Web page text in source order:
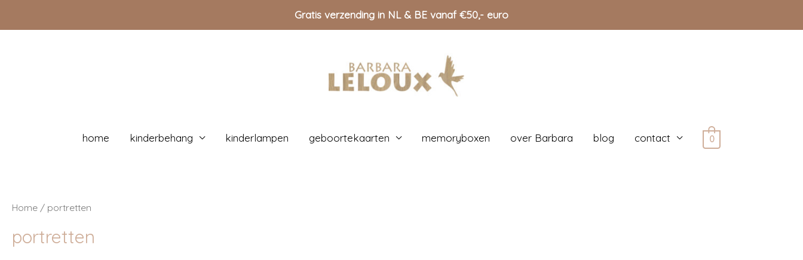
Gratis verzending in NL & BE vanaf €50,- euro
home kinderbehang kinderlampen geboortekaarten memoryboxen over Barbara blog contact 0
Home / portretten
portretten